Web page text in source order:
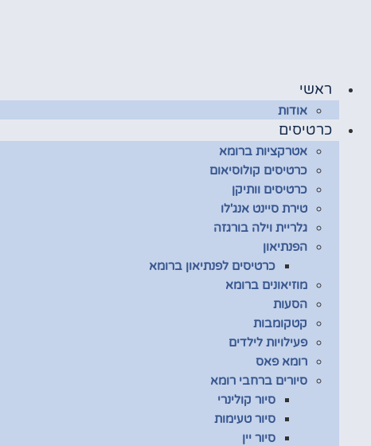
ראשי
אודות
כרטיסים
אטרקציות ברומא
כרטיסים קולוסיאום
כרטיסים וותיקן
טירת סיינט אנג'לו
גלריית וילה בורגזה
הפנתיאון
כרטיסים לפנתיאון ברומא
מוזיאונים ברומא
הסעות
קטקומבות
פעילויות לילדים
רומא פאס
סיורים ברחבי רומא
סיור קולינרי
סיור טעימות
סיור יין